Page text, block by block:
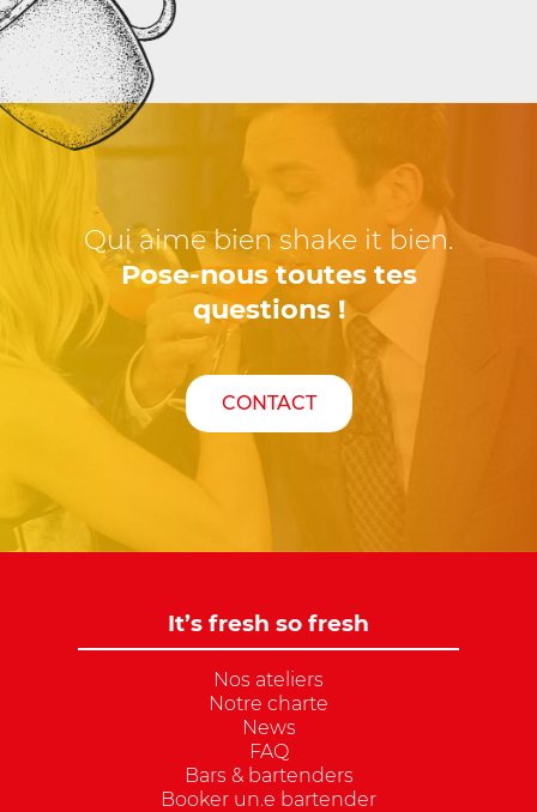
Qui aime bien shake it bien.
Pose-nous toutes tes
questions !
CONTACT
It’s fresh so fresh
Nos ateliers
Notre charte
News
FAQ
Bars & bartenders
Booker un.e bartender